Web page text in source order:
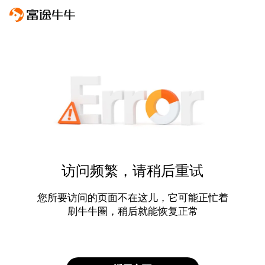
访问频繁，请稍后重试
您所要访问的页面不在这儿，它可能正忙着
刷牛牛圈，稍后就能恢复正常